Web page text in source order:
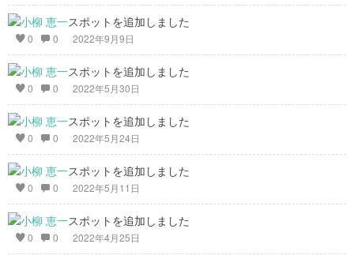
スポットを追加しました
0 0 2022年9月9日
スポットを追加しました
0 0 2022年5月30日
スポットを追加しました
0 0 2022年5月24日
スポットを追加しました
0 0 2022年5月11日
スポットを追加しました
0 0 2022年4月25日